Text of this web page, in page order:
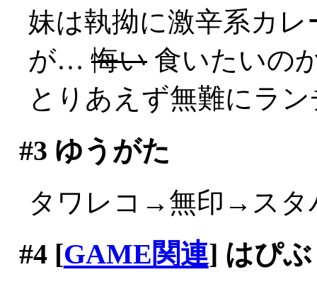
妹は執拗に激辛系カ
が…悔い 食いたいの
とりあえず無難にラ
#3 ゆうがた
タワレコ→無印→スタ
#4[GAME関連] はぴ